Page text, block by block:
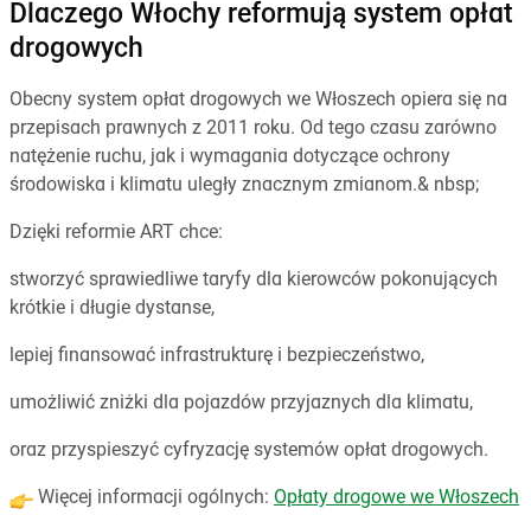
Dlaczego Włochy reformują system opłat
drogowych
Obecny system opłat drogowych we Włoszech opiera się na
przepisach prawnych z 2011 roku. Od tego czasu zarówno
natężenie ruchu, jak i wymagania dotyczące ochrony
środowiska i klimatu uległy znacznym zmianom.& nbsp;
Dzięki reformie ART chce:
stworzyć sprawiedliwe taryfy dla kierowców pokonujących
krótkie i długie dystanse,
lepiej finansować infrastrukturę i bezpieczeństwo,
umożliwić zniżki dla pojazdów przyjaznych dla klimatu,
oraz przyspieszyć cyfryzację systemów opłat drogowych.
Więcej informacji ogólnych: Opłaty drogowe we Włoszech